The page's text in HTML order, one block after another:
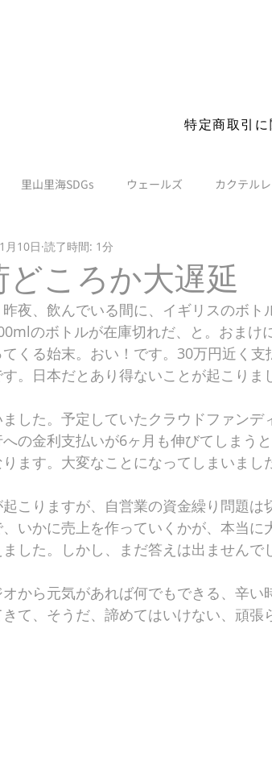
visit. More details
特定商取引
里山里海SDGs ウェールズ カクテル
ころか大遅延
月10日 読了時間: 1分
夜、飲んでいる間に、イギリスのボト
のボトルが在庫切れだ、と。おまけ
くる始末。おい！です。30万円近く
。日本だとあり得ないことが起こりま
した。予定していたクラウドファンデ
の金利支払いが6ヶ月も伸びてしまう
ます。大変なことになってしまいまし
こりますが、自営業の資金繰り問題は
いかに売上を作っていくかが、本当に
した。しかし、まだ答えは出ませんで
から元気があれば何でもできる、辛い
て、そうだ、諦めてはいけない、頑張